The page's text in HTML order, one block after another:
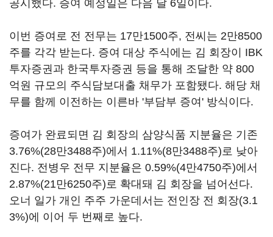
공시했다. 증여 예정일은 다음 달 6일이다.
이번 증여로 전 전무는 17만1500주, 전씨는 2만8500
주를 각각 받는다. 증여 대상 주식에는 김 회장이 IBK
투자증권과 한국투자증권 등을 통해 조달한 약 800
억원 규모의 주식담보대출 채무가 포함됐다. 해당 채
무를 함께 이전하는 이른바 '부담부 증여' 방식이다.
증여가 완료되면 김 회장의 삼양식품 지분율은 기존
3.76%(28만3488주)에서 1.11%(8만3488주)로 낮아
진다. 전병우 전무 지분율은 0.59%(4만4750주)에서
2.87%(21만6250주)로 확대돼 김 회장을 넘어선다.
오너 일가 개인 주주 가운데서는 전인장 전 회장(3.1
3%)에 이어 두 번째로 높다.